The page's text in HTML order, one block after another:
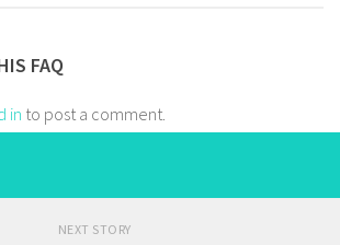
FAQ
in to post a comment.
NEXT STORY